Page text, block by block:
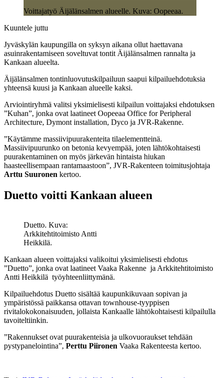
Voittajatyö Äijälänsalmen alueelle. Kuva: Oopeeaa.
Kuuntele juttu
Jyväskylän kaupungilla on syksyn aikana ollut haettavana
asuinrakentamiseen soveltuvat tontit Äijälänsalmen rannalta ja
Kankaan alueelta.
Äijälänsalmen tontinluovutuskilpailuun saapui kilpailuehdotuksia
yhteensä kuusi ja Kankaan alueelle kaksi.
Arviointiryhmä valitsi yksimielisesti kilpailun voittajaksi ehdotuksen
”Kuhan”, jonka ovat laatineet Oopeeaa Office for Peripheral
Architecture, Dymont installation, Dyco ja JVR-Rakenne.
”Käytämme massiivipuurakenteita tilaelementteinä.
Massiivipuurunko on betonia kevyempää, joten lähtökohtaisesti
puurakentaminen on myös järkevän hintaista hiukan
haasteellisempaan rantamaastoon”, JVR-Rakenteen toimitusjohtaja
Arttu Suuronen kertoo.
Duetto voitti Kankaan alueen
Duetto. Kuva:
Arkkitehtitoimisto Antti
Heikkilä.
Kankaan alueen voittajaksi valikoitui yksimielisesti ehdotus
”Duetto”, jonka ovat laatineet Vaaka Rakenne ja Arkkitehtitoimisto
Antti Heikkilä työyhteenliittymänä.
Kilpailuehdotus Duetto sisältää kaupunkikuvaan sopivan ja
ympäristössä paikkansa ottavan townhouse-tyyppisen
rivitalokokonaisuuden, jollaista Kankaalle lähtökohtaisesti kilpailulla
tavoiteltiinkin.
”Rakennukset ovat puurakenteisia ja ulkovuoraukset tehdään
pystypanelointina”, Perttu Piironen Vaaka Rakenteesta kertoo.